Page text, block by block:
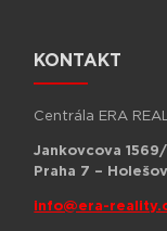
KONTAKT
Centrála ERA
Jankovcova
Praha 7 –
info@era-